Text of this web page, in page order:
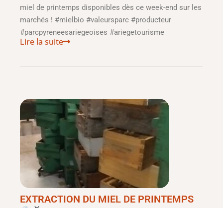
miel de printemps disponibles dès ce week-end sur les
marchés ! #mielbio #valeursparc #producteur
#parcpyreneesariegeoises #ariegetourisme
Lire la suite
EXTRACTION DU MIEL DE PRINTEMPS